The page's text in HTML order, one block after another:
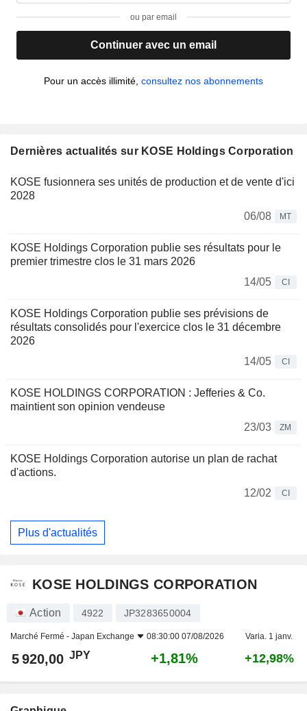
ou par email
Continuer avec un email
Pour un accès illimité, consultez nos abonnements
Dernières actualités sur KOSE Holdings Corporation
KOSE fusionnera ses unités de production et de vente d'ici
2028
06/08
MT
KOSE Holdings Corporation publie ses résultats pour le
premier trimestre clos le 31 mars 2026
14/05
CI
KOSE Holdings Corporation publie ses prévisions de
résultats consolidés pour l'exercice clos le 31 décembre
2026
14/05
CI
KOSE HOLDINGS CORPORATION : Jefferies & Co.
maintient son opinion vendeuse
23/03
ZM
KOSE Holdings Corporation autorise un plan de rachat
d'actions.
12/02
CI
Plus d'actualités
KOSE HOLDINGS CORPORATION
Action 4922 JP3283650004
Marché Fermé - Japan Exchange 08:30:00 07/08/2026 Varia. 1 janv.
5 920,00 JPY +1,81% +12,98%